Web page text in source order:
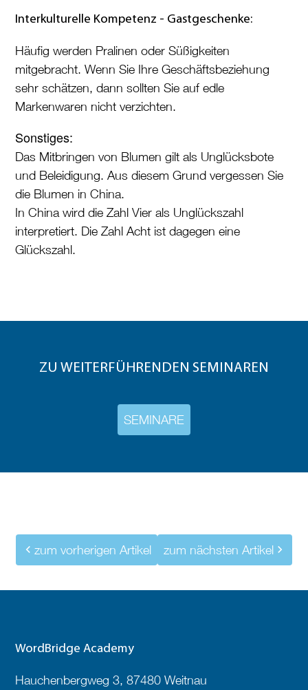
Interkulturelle Kompetenz - Gastgeschenke:
Häufig werden Pralinen oder Süßigkeiten
mitgebracht. Wenn Sie Ihre Geschäftsbeziehung
sehr schätzen, dann sollten Sie auf edle
Markenwaren nicht verzichten.
Sonstiges:
Das Mitbringen von Blumen gilt als Unglücksbote
und Beleidigung. Aus diesem Grund vergessen Sie
die Blumen in China.
In China wird die Zahl Vier als Unglückszahl
interpretiert. Die Zahl Acht ist dagegen eine
Glückszahl.
ZU WEITERFÜHRENDEN SEMINAREN
SEMINARE
zum vorherigen Artikel zum nächsten Artikel
WordBridge Academy
Hauchenbergweg 3, 87480 Weitnau